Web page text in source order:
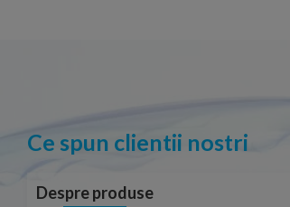
Ce spun clientii nostri
Despre produse